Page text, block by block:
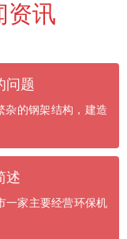
资讯
问题
杂的钢架结构，建造
述
一家主要经营环保机